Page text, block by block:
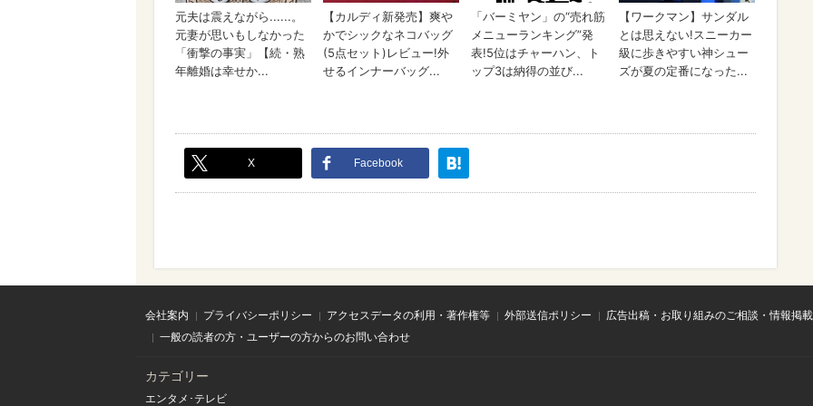
X Facebook
会社案内 プライバシーポリシー アクセスデータの利用・著作権等 外部送信ポリシー
広告出稿・お取り組みのご相談・情報掲
一般の読者の方・ユーザーの方からのお問い合わせ
カテゴリー
エンタメ･テレビ